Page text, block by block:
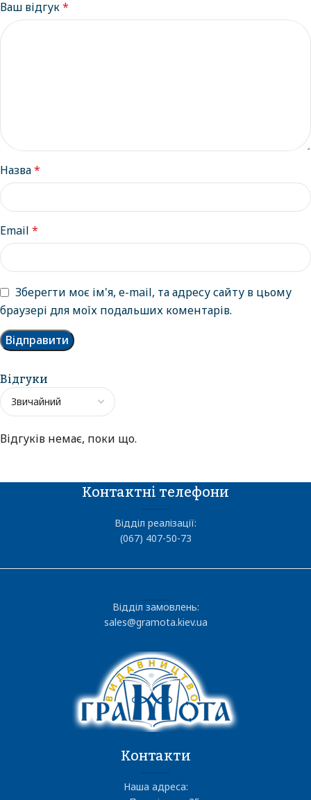
Відгуки
Відгуків немає, поки що.
Ваш відгук*
Назва*
Email *
Зберегти моє ім'я, e-mail, та адресу сайту в цьому
браузері для моїх подальших коментарів.
Контактні телефони
Відділ реалізації:
(067) 407-50-73
Відділ замовлень:
sales@gramota.kiev.ua
Контакти
Наша адреса: